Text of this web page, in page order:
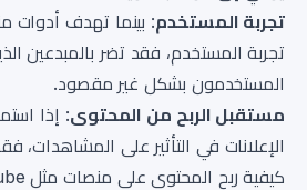
تجربة المستخدم: بينما تهدف أدوات
تجربة المستخدم، فقد تضر بالمبدعين
المستخدمون بشكل غير مقصود.
مستقبل الربح من المحتوى: إذا
الإعلانات في التأثير على المشاهدات،
كيفية ربح المحتوى على منصات مثل YouTube.